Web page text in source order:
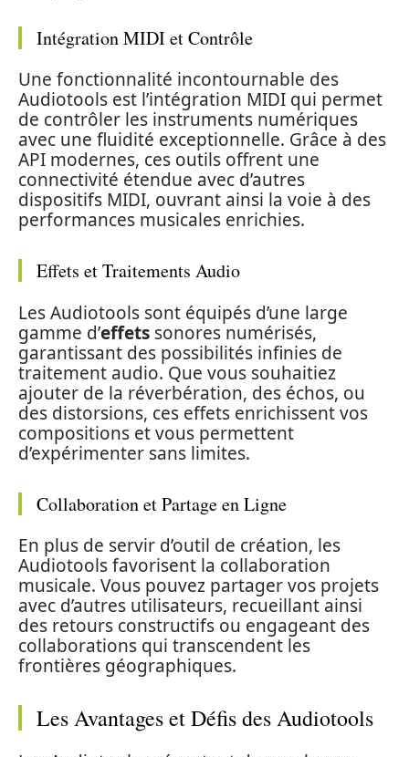
Intégration MIDI et Contrôle
Une fonctionnalité incontournable des
Audiotools est l’intégration MIDI qui permet
de contrôler les instruments numériques
avec une fluidité exceptionnelle. Grâce à des
API modernes, ces outils offrent une
connectivité étendue avec d’autres
dispositifs MIDI, ouvrant ainsi la voie à des
performances musicales enrichies.
Effets et Traitements Audio
Les Audiotools sont équipés d’une large
gamme d’effets sonores numérisés,
garantissant des possibilités infinies de
traitement audio. Que vous souhaitiez
ajouter de la réverbération, des échos, ou
des distorsions, ces effets enrichissent vos
compositions et vous permettent
d’expérimenter sans limites.
Collaboration et Partage en Ligne
En plus de servir d’outil de création, les
Audiotools favorisent la collaboration
musicale. Vous pouvez partager vos projets
avec d’autres utilisateurs, recueillant ainsi
des retours constructifs ou engageant des
collaborations qui transcendent les
frontières géographiques.
Les Avantages et Défis des Audiotools